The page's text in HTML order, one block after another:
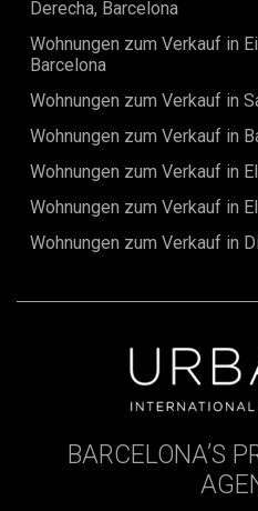
Derecha, Barcelona
Wohnungen zum Verkauf in
Barcelona
Wohnungen zum Verkauf in
Wohnungen zum Verkauf in
Wohnungen zum Verkauf in
Wohnungen zum Verkauf in
Wohnungen zum Verkauf in
BARCELONA’S